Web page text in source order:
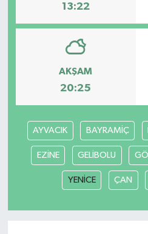
13:22
AKŞAM
20:25
AYVACIK BAYRAMİÇ
EZİNE GELİBOLU
YENİCE ÇAN